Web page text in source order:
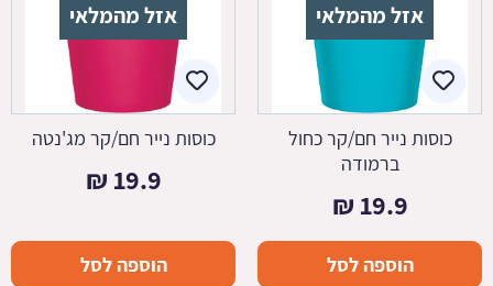
אזל מהמלאי
כוסות נייר חם/קר כחול
ברמודה
19.9
₪
הוספה לסל
אזל מהמלאי
כוסות נייר חם/קר מג'נטה
19.9
₪
הוספה לסל